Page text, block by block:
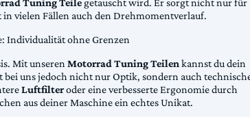
Tuning Teile getauscht wird. Er sorgt nicht nur für
vielen Fällen auch den Drehmomentverlauf.
Individualität ohne Grenzen
Mit unserenMotorrad Tuning Teilenkannst du dein
bei uns jedoch nicht nur Optik, sondern auch
Luftfilteroder eine verbesserte Ergonomie durch
aus deiner Maschine ein echtes Unikat.